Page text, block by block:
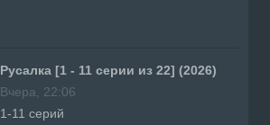
Русалка [1 - 11 серии из 22] (2026)
Вчера, 22:06
1-11 серий